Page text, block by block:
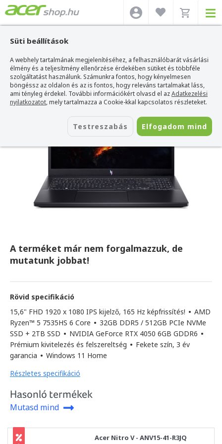
Süti beállítások
A webhely tartalmának megjelenítéséhez, a felhasználóbarát vásárlási
élmény és a teljesítmény ellenőrzése érdekében sütiket és többféle
szolgáltatást használunk. Számunkra fontos, hogy kényelmesen
böngéssz az oldalon és az is fontos, hogy releváns tartalmakat láss,
ami tényleg érdekel. További információkért olvasd el azAdatkezelési
nyilatkozatot, mely tartalmazza a Cookie-kkal kapcsolatos részleteket.
Testreszabás Elfogadom mind
Acer webshop>Acer laptop>Nitro>Acer Nitro V - ANV15-41-R1KJ
Acer Nitro V - ANV15-41-R1KJ
Azonosító: NH.QSGEU.00A_WIN_SSD2T_MEM32
A terméket már nem forgalmazzuk, de
mutatunk jobbat!
Rövid specifikáció
15,6" FHD 1920 x 1080 IPS kijelző, 165 Hz képfrissítés! • AMD
Ryzen™ 5 7535HS 6 Core • 32GB DDR5 / 512GB PCIe NVMe
SSD + 2TB SSD • NVIDIA GeForce RTX 4050 6GB GDDR6 •
Prémium kivitelezés és felszereltség • Fekete szín, 3 év
garancia • Windows 11 Home
Részletes specifikáció
Hasonló termékek
Mutasd mind
Acer Nitro V - ANV15-41-R3JQ